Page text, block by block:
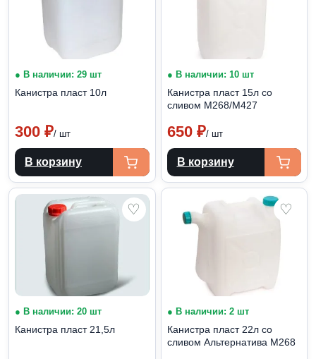
● В наличии: 29 шт
Канистра пласт 10л
300 ₽/ шт
В корзину
● В наличии: 10 шт
Канистра пласт 15л со
сливом М268/М427
650 ₽/ шт
В корзину
♡
● В наличии: 20 шт
Канистра пласт 21,5л
♡
● В наличии: 2 шт
Канистра пласт 22л со
сливом Альтернатива М268